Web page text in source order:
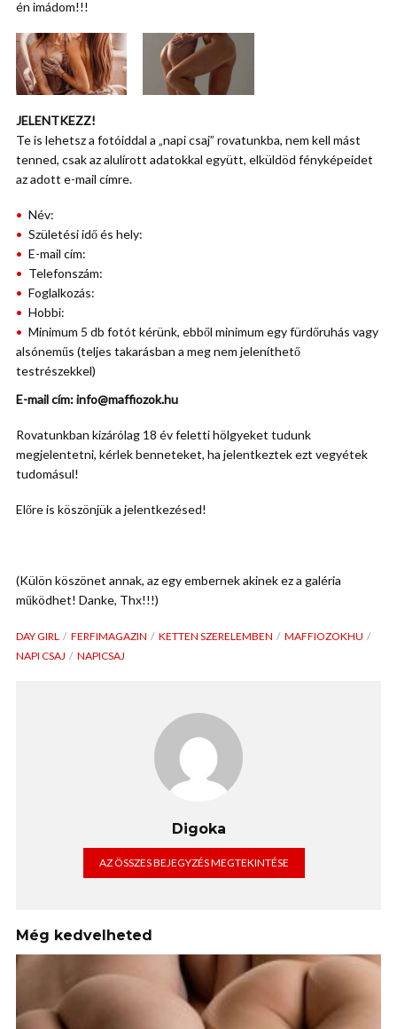
én imádom!!!
JELENTKEZZ!
Te is lehetsz a fotóiddal a „napi csaj” rovatunkba, nem kell mást
tenned, csak az alulírott adatokkal együtt, elküldöd fényképeidet
az adott e-mail címre.
Név:
Születési idő és hely:
E-mail cím:
Telefonszám:
Foglalkozás:
Hobbi:
Minimum 5 db fotót kérünk, ebből minimum egy fürdőruhás vagy
alsóneműs (teljes takarásban a meg nem jeleníthető
testrészekkel)
E-mail cím: info@maffiozok.hu
Rovatunkban kizárólag 18 év feletti hölgyeket tudunk
megjelentetni, kérlek benneteket, ha jelentkeztek ezt vegyétek
tudomásul!
Előre is köszönjük a jelentkezésed!
(Külön köszönet annak, az egy embernek akinek ez a galéria
működhet! Danke, Thx!!!)
DAY GIRL FERFIMAGAZIN KETTEN SZERELEMBEN
MAFFIOZOKHU
NAPI CSAJ
NAPICSAJ
Digoka
AZ ÖSSZES BEJEGYZÉS MEGTEKINTÉSE
Még kedvelheted